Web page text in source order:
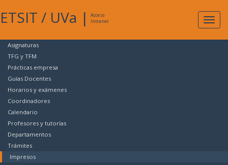
ETSIT / UVa |
Acceso
Intranet
Asignaturas
TFG y TFM
Prácticas empresa
Guías Docentes
Horarios y exámenes
Coordinadores
Calendario
Profesores y tutorías
Departamentos
Trámites
Impresos